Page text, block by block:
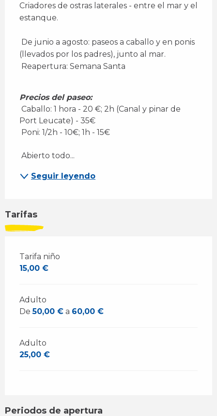
Criadores de ostras laterales - entre el mar y el
estanque.
(llevados por los padres), junto al mar.
Reapertura: Semana Santa
Precios del paseo:
Port Leucate) - 35€
Poni: 1/2h - 10€; 1h - 15€
Abierto todo...
Seguir leyendo
Tarifas
Tarifa niño
15,00 €
Adulto
De50,00 € a 60,00 €
Adulto
25,00 €
Periodos de apertura